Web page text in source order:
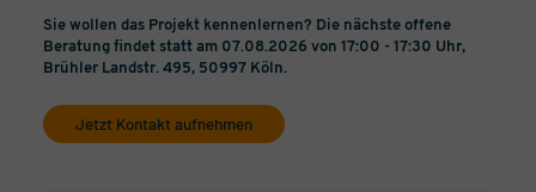
Sie wollen das Projekt kennenlernen? Die nächste offene
Beratung findet statt am 07.08.2026 von 17:00 - 17:30 Uhr,
Brühler Landstr. 495, 50997 Köln.
Jetzt Kontakt aufnehmen